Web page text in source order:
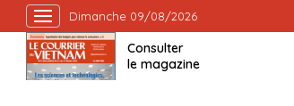
Dimanche 09/08/2026
Consulter
le magazine